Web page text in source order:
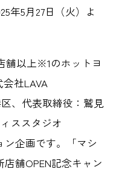
年5月27日（火）よ
舗以上※1のホットヨ
社LAVA
、代表取締役：鷲見
ススタジオ
ン企画です。「マシ
舗OPEN記念キャン